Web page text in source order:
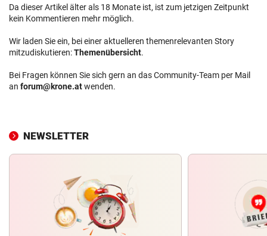
Da dieser Artikel älter als 18 Monate ist, ist zum jetzigen Zeitpunkt
kein Kommentieren mehr möglich.
Wir laden Sie ein, bei einer aktuelleren themenrelevanten Story
mitzudiskutieren:Themenübersicht.
Bei Fragen können Sie sich gern an das Community-Team per Mail
an forum@krone.atwenden.
NEWSLETTER